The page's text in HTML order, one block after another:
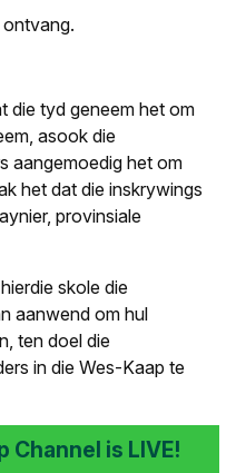
die tyd geneem het om
asook die
aangemoedig het om
het dat die inskrywings
provinsiale
skole die
aanwend om hul
ten doel die
in die Wes-Kaap te
Channel is LIVE!